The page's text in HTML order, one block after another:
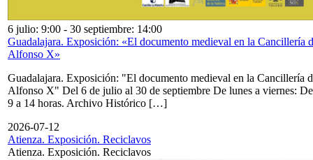
6 julio: 9:00 - 30 septiembre: 14:00
Guadalajara. Exposición: «El documento medieval en la Cancillería
Alfonso X»
Guadalajara. Exposición: "El documento medieval en la Cancillería
Alfonso X" Del 6 de julio al 30 de septiembre De lunes a viernes: De
9 a 14 horas. Archivo Histórico […]
2026-07-12
Atienza. Exposición. Reciclavos
Atienza. Exposición. Reciclavos